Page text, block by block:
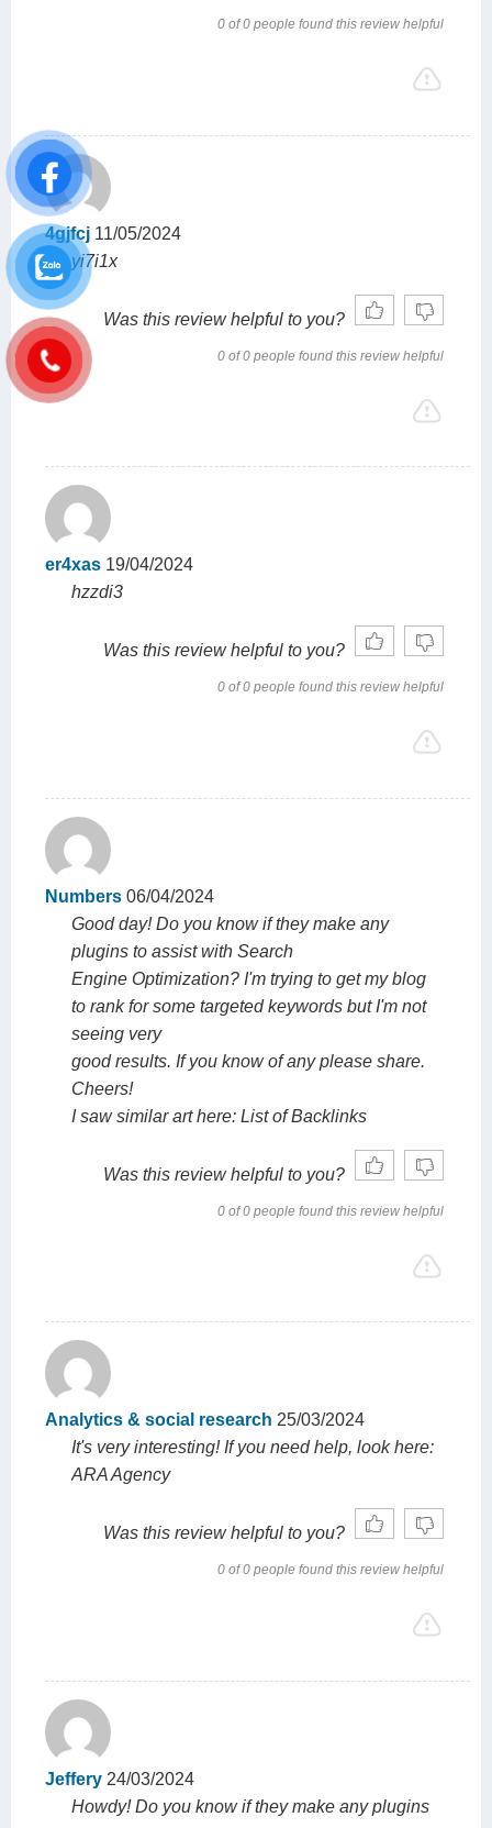
0 of 0 people found this review helpful
4gjfcj 11/05/2024
yi7i1x
Was this review helpful to you?
0 of 0 people found this review helpful
er4xas 19/04/2024
hzzdi3
Was this review helpful to you?
0 of 0 people found this review helpful
Numbers 06/04/2024
Good day! Do you know if they make any
plugins to assist with Search
Engine Optimization? I'm trying to get my blog
to rank for some targeted keywords but I'm not
seeing very
good results. If you know of any please share.
Cheers!
I saw similar art here: List of Backlinks
Was this review helpful to you?
0 of 0 people found this review helpful
Analytics & social research 25/03/2024
It's very interesting! If you need help, look here:
ARA Agency
Was this review helpful to you?
0 of 0 people found this review helpful
Jeffery 24/03/2024
Howdy! Do you know if they make any plugins